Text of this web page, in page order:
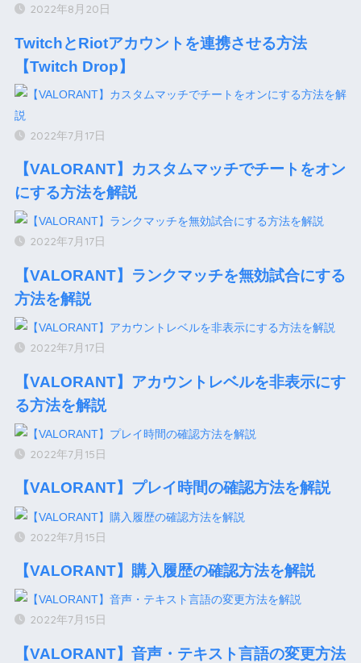
2022年8月20日
TwitchとRiotアカウントを連携させる方法
【Twitch Drop】
2022年7月17日
【VALORANT】カスタムマッチでチートをオン
にする方法を解説
2022年7月17日
【VALORANT】ランクマッチを無効試合にする
方法を解説
2022年7月17日
【VALORANT】アカウントレベルを非表示にす
る方法を解説
2022年7月15日
【VALORANT】プレイ時間の確認方法を解説
2022年7月15日
【VALORANT】購入履歴の確認方法を解説
2022年7月15日
【VALORANT】音声・テキスト言語の変更方法